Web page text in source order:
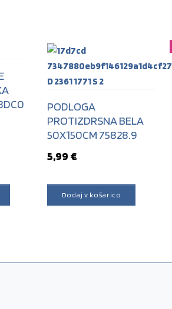
je bila: 324,45 €.
Trenutna cena je: 316,66 €.
PODLOGA
PROTIZDRSNA BELA
50X150CM 75828.9
5,99 €
Dodaj v košarico